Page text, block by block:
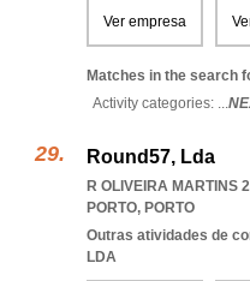
Ver empresa
Matches in the search
Activity categories: ...
Round57, Lda
R OLIVEIRA MARTINS
PORTO, PORTO
Outras atividades de
LDA